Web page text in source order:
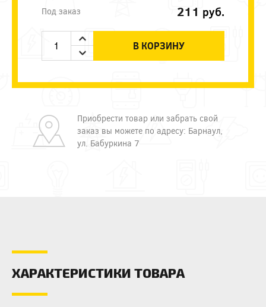
Под заказ 211 руб.
В КОРЗИНУ
Приобрести товар или забрать свой
заказ вы можете по адресу: Барнаул,
ул. Бабуркина 7
ХАРАКТЕРИСТИКИ ТОВАРА